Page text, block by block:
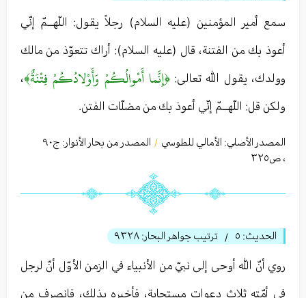
سمع أمير المؤمنين (عليه السلام) رجلاً يقول: اللّهــمّ إنّي
أعوذ بك من الفتنة، قال (عليه السلام): أراك تتعوّذ من مالك
وولدك، يقول الله تعالى:﴿إِنَّما أَمْوالُكُمْ وَأَوْلادُكُمْ فِتْنَةٌ﴾،
ولكن قل: اللّهــمّ إنّي أعوذ بك من مضلّات الفتن.
المصدر الأصلي: الأمالي للطوسي / المصدر من بحار الأنوار: ج٩٠
، ص٣٢٥
الحديث: ٥ / ترتيب جواهر البحار: ٩٣٢٨
روي أنّ الله أوحى إلى نبيّ من الأنبياء في الزمن الأوّل أنّ لرجل
في أمّته ثلاث دعوات مستجابة، فأخبره بذلك، فانصرف من